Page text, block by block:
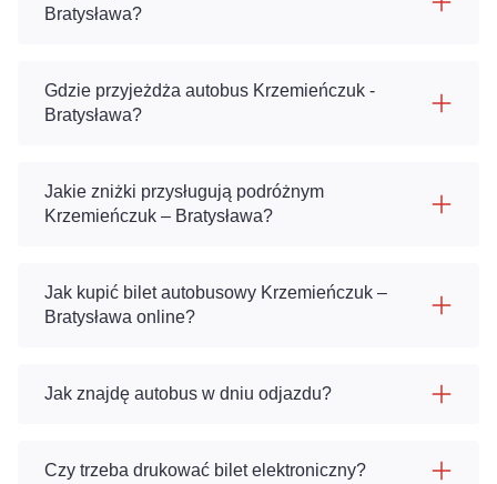
Bratysława?
Gdzie przyjeżdża autobus Krzemieńczuk -
Bratysława?
Jakie zniżki przysługują podróżnym
Krzemieńczuk – Bratysława?
Jak kupić bilet autobusowy Krzemieńczuk –
Bratysława online?
Jak znajdę autobus w dniu odjazdu?
Czy trzeba drukować bilet elektroniczny?